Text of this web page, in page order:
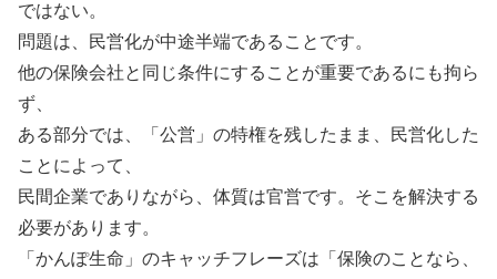
ではない。
問題は、民営化が中途半端であることです。
他の保険会社と同じ条件にすることが重要であるにも拘ら
ず、
ある部分では、「公営」の特権を残したまま、民営化した
ことによって、
民間企業でありながら、体質は官営です。そこを解決する
必要があります。
「かんぽ生命」のキャッチフレーズは「保険のことなら、